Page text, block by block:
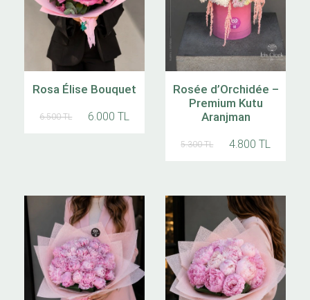
Rosa Élise Bouquet
6.500 TL 6.000 TL
Rosée d’Orchidée –
Premium Kutu
Aranjman
5.300 TL 4.800 TL